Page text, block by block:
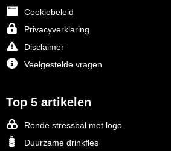
Cookiebeleid
Privacyverklaring
Disclaimer
Veelgestelde vragen
Top 5 artikelen
Ronde stressbal met logo
Duurzame drinkfles